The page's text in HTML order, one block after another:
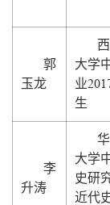
郭
玉龙
大学
业
生
李
升涛
大学
史研
近代